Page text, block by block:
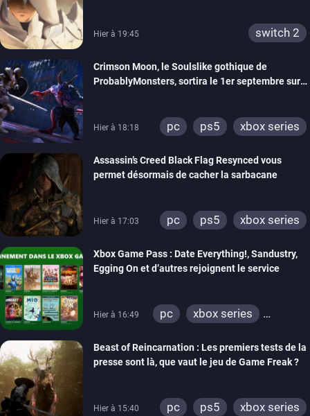
Hier à 19:45 switch 2
Crimson Moon, le Soulslike gothique de
ProbablyMonsters, sortira le 1er septembre sur
Hier à 18:18 pc ps5 xbox series
Assassin’s Creed Black Flag Resynced vous
permet désormais de cacher la sarbacane
Hier à 17:03 pc ps5 xbox series
Xbox Game Pass : Date Everything!, Sandustry,
Egging On et d’autres rejoignent le service
Hier à 16:49 pc
xbox series
Beast of Reincarnation : Les premiers tests de la
presse sont là, que vaut le jeu de Game Freak ?
Hier à 15:40 pc ps5 xbox series